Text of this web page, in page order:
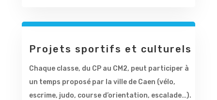
Projets sportifs et culturels
Chaque classe, du CP au CM2, peut participer à
un temps proposé par la ville de Caen (vélo,
escrime, judo, course d’orientation, escalade…).